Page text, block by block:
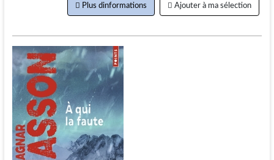
Plus dinformations Ajouter à ma sélection